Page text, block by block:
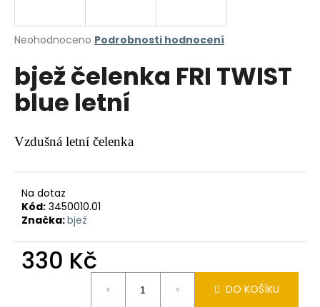
Průměrné
produktu
je
0,0
hvězdiček.
Neohodnoceno Podrobnosti hodnocení
bjež čelenka FRI TWIST
blue letní
Vzdušná letní čelenka
Na dotaz
Kód: 3450010.01
Značka:bjež
330 Kč
DO KOŠÍKU
j
t
?
D
o
p